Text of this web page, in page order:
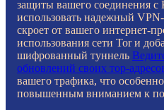
защиты вашего соединения
использовать надежный
скроет от вашего интернет-
использования сети Tor и
шифрованный туннель
обновлений своих тор-
вашего трафика, что
повышенным вниманием к